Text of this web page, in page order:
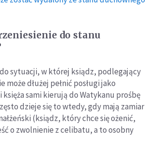
do stanu
sytuacji, w której ksiądz, podlegający
może dłużej pełnić posługi jako
księża sami kierują do Watykanu prośbę
dzieje się to wtedy, gdy mają zamiar
(ksiądz, który chce się ożenić,
o zwolnienie z celibatu, a to osobny